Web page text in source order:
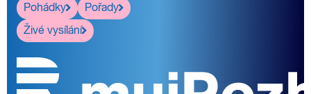
Pohádky
Pořady
Živé vysílání